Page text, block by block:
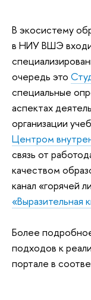
В экосистему
в НИУ ВШЭ
очередь это
специальные
аспектах
организации
Центром
связь от
качеством
канал «горячей
«Выразительная
Более
подходов к
портале в